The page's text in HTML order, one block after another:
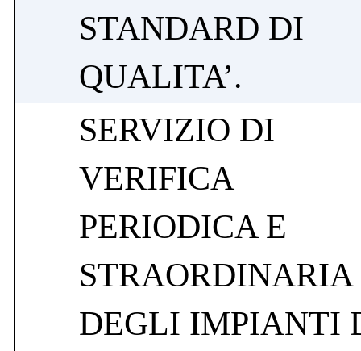
STANDARD DI
QUALITA’.
SERVIZIO DI
VERIFICA
PERIODICA E
STRAORDINARIA
DEGLI IMPIANTI